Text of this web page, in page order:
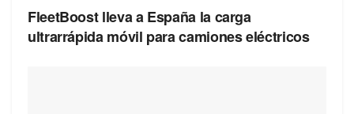
FleetBoost lleva a España la carga
ultrarrápida móvil para camiones eléctricos